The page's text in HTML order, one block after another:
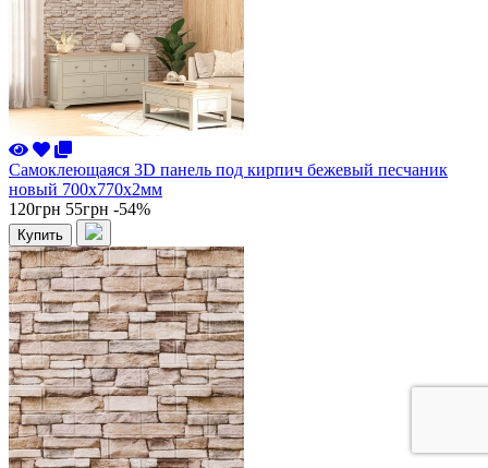
Самоклеющаяся 3D панель под кирпич бежевый песчаник
новый 700x770x2мм
120грн 55грн -54%
Купить